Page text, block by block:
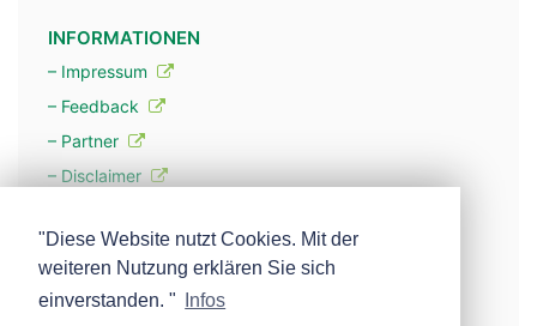
INFORMATIONEN
– Impressum
– Feedback
– Partner
– Disclaimer
– Werbung
– Mehr über unsere Experten
"Diese Website nutzt Cookies. Mit der
weiteren Nutzung erklären Sie sich
einverstanden. "
Infos